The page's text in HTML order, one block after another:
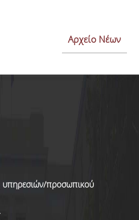
Αρχείο Νέων
υπηρεσιών/προσωπικού